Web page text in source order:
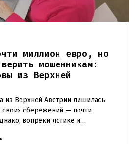
миллион евро, но
мошенникам:
из Верхней
из Верхней Австрии лишилась
своих сбережений — почти
вопреки логике и
фальшивым юристам